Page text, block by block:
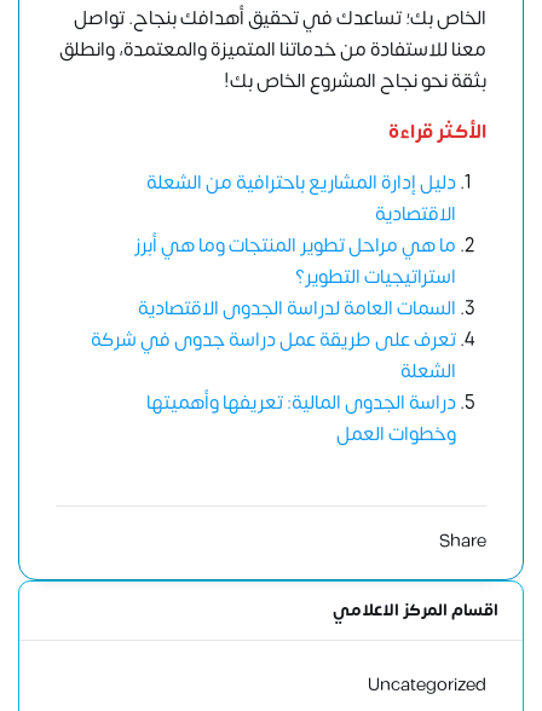
الخاص بك؛ تساعدك في تحقيق أهدافك بنجاح.تواصل
معناللاستفادة من خدماتنا المتميزة والمعتمدة، وانطلق
بثقة نحو نجاح المشروع الخاص بك!
الأكثر قراءة
دليل إدارة المشاريع باحترافية من الشعلة
الاقتصادية
ما هي مراحل تطوير المنتجات وما هي أبرز
استراتيجيات التطوير؟
السمات العامة لدراسة الجدوى الاقتصادية
تعرف على طريقة عمل دراسة جدوى في شركة
الشعلة
دراسة الجدوى المالية: تعريفها وأهميتها
وخطوات العمل
Share
اقسام المركز الاعلامي
Uncategorized